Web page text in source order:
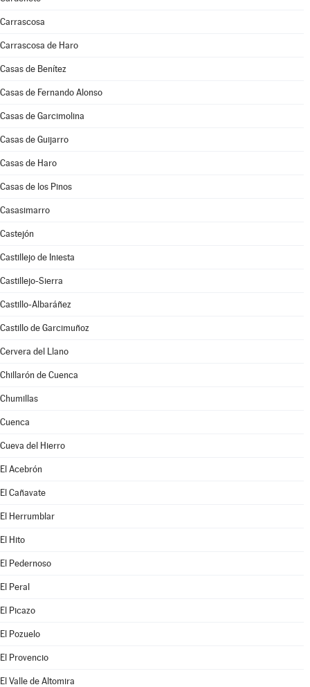
Carrascosa
Carrascosa de Haro
Casas de Benítez
Casas de Fernando Alonso
Casas de Garcimolina
Casas de Guijarro
Casas de Haro
Casas de los Pinos
Casasimarro
Castejón
Castillejo de Iniesta
Castillejo-Sierra
Castillo-Albaráñez
Castillo de Garcimuñoz
Cervera del Llano
Chillarón de Cuenca
Chumillas
Cuenca
Cueva del Hierro
El Acebrón
El Cañavate
El Herrumblar
El Hito
El Pedernoso
El Peral
El Picazo
El Pozuelo
El Provencio
El Valle de Altomira